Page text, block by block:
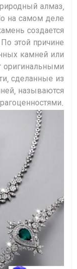
алмаз,
на самом деле
создается
этой причине
камней или
оригинальными
сделанные из
называются